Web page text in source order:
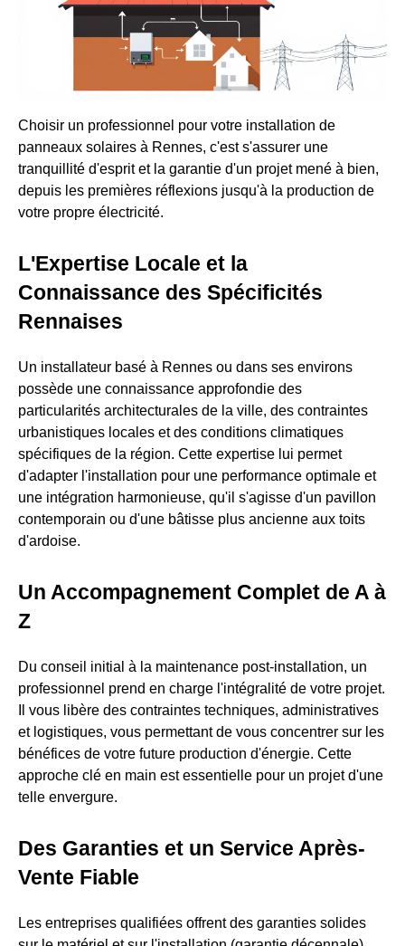
Choisir un professionnel pour votre installation de
panneaux solaires à Rennes, c'est s'assurer une
tranquillité d'esprit et la garantie d'un projet mené à bien,
depuis les premières réflexions jusqu'à la production de
votre propre électricité.
L'Expertise Locale et la
Connaissance des Spécificités
Rennaises
Un installateur basé à Rennes ou dans ses environs
possède une connaissance approfondie des
particularités architecturales de la ville, des contraintes
urbanistiques locales et des conditions climatiques
spécifiques de la région. Cette expertise lui permet
d'adapter l'installation pour une performance optimale et
une intégration harmonieuse, qu'il s'agisse d'un pavillon
contemporain ou d'une bâtisse plus ancienne aux toits
d'ardoise.
Un Accompagnement Complet de A à
Z
Du conseil initial à la maintenance post-installation, un
professionnel prend en charge l'intégralité de votre projet.
Il vous libère des contraintes techniques, administratives
et logistiques, vous permettant de vous concentrer sur les
bénéfices de votre future production d'énergie. Cette
approche clé en main est essentielle pour un projet d'une
telle envergure.
Des Garanties et un Service Après-
Vente Fiable
Les entreprises qualifiées offrent des garanties solides